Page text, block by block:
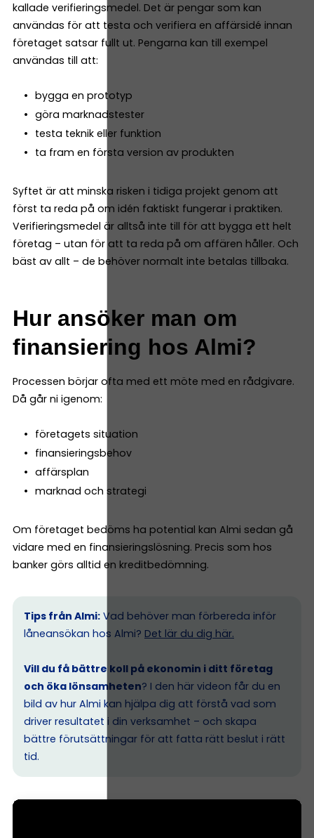
kallade verifieringsmedel. Det är pengar som kan
användas för att testa och verifiera en affärsidé innan
företaget satsar fullt ut. Pengarna kan till exempel
användas till att:
bygga en prototyp
göra marknadstester
testa teknik eller funktion
ta fram en första version av produkten
Syftet är att minska risken i tidiga projekt genom att
först ta reda på om idén faktiskt fungerar i praktiken.
Verifieringsmedel är alltså inte till för att bygga ett helt
företag – utan för att ta reda på om affären håller. Och
bäst av allt – de behöver normalt inte betalas tillbaka.
Hur ansöker man om
finansiering hos Almi?
Processen börjar ofta med ett möte med en rådgivare.
Då går ni igenom:
företagets situation
finansieringsbehov
affärsplan
marknad och strategi
Om företaget bedöms ha potential kan Almi sedan gå
vidare med en finansieringslösning. Precis som hos
banker görs alltid en kreditbedömning.
Tips från Almi: Vad behöver man förbereda inför
låneansökan hos Almi? Det lär du dig här.
Vill du få bättre koll på ekonomin i ditt företag
och öka lönsamheten? I den här videon får du en
bild av hur Almi kan hjälpa dig att förstå vad som
driver resultatet i din verksamhet – och skapa
bättre förutsättningar för att fatta rätt beslut i rätt
tid.